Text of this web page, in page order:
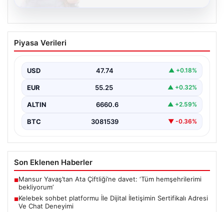
Kelebek sohbet platformu İle Dijital
İletişimin Sertifikalı Adresi Ve Chat
Sanal ortamında kullanıcıların güvenli bir biçimde iletişim
Piyasa Verileri
USD 47.74 ▲ +0.18%
EUR 55.25 ▲ +0.32%
ALTIN 6660.6 ▲ +2.59%
BTC 3081539 ▼ -0.36%
Son Eklenen Haberler
■Mansur Yavaş’tan Ata Çiftliği’ne davet: ‘Tüm hemşehrilerimi
bekliyorum’
■Kelebek sohbet platformu İle Dijital İletişimin Sertifikalı Adresi
Ve Chat Deneyimi